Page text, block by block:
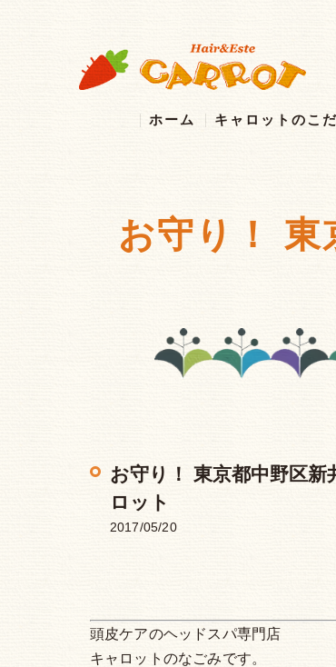
ホーム キャロットのこ
お守り！ 東
お守り！ 東京都中野区
ロット
2017/05/20
頭皮ケアのヘッドスパ専門店
キャロットのなごみです。